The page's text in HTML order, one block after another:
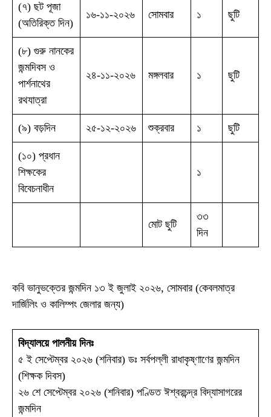
(৭) ছট পূজা
(অতিরিক্ত দিন)
১৬-১১-২০২৬ সোমবার ১ ছুটি
(৮) গুরু নানকের
জন্মদিবস ও
পার্শনাথের
রথযাত্রা
২৪-১১-২০২৬ মঙ্গলবার ১ ছুটি
(৯) বড়দিন ২৫-১২-২০২৬ শুক্রবার ১ ছুটি
(১০) প্রধান
শিক্ষকের
বিবেচনাধীন
১
মোট ছুটি
৩৩
দিন
কবি ভানুভক্তের জন্মদিন ১৩ ই জুলাই ২০২৬, সোমবার (কেবলমাত্র
দার্জিলিং ও কালিম্পং জেলার জন্য)
বিদ্যালয়ে পালনীয় দিনঃ
৫ ই সেপ্টেম্বর ২০২৬ (শনিবার) ডঃ সর্বপল্লী রাধাকৃষ্ণাণের জন্মদিন
(শিক্ষক দিবস)
২৬ শে সেপ্টেম্বর ২০২৬ (শনিবার) পণ্ডিত ঈশ্বরচন্দ্র বিদ্যাসাগরের
জন্মদিন